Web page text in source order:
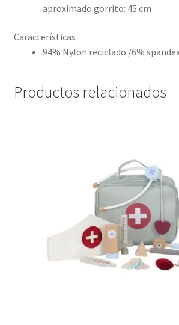
aproximado gorrito: 45 cm
Características
94% Nylon reciclado /6% spandex
Productos relacionados